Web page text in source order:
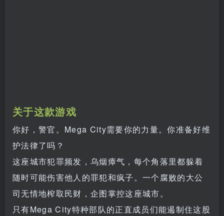
关于这款游戏
你好，警官。Mega City需要你的力量。你准备好维
护法律了吗？
这座城市犯罪频发，乌烟瘴气，每个角落里都躲着
随时可能伤害他人的罪犯和疯子。一个腐败的大公
司无情地榨取民财，企图掌控这座城市。
只有Mega City特种部队的正直成员们能遏制住这股